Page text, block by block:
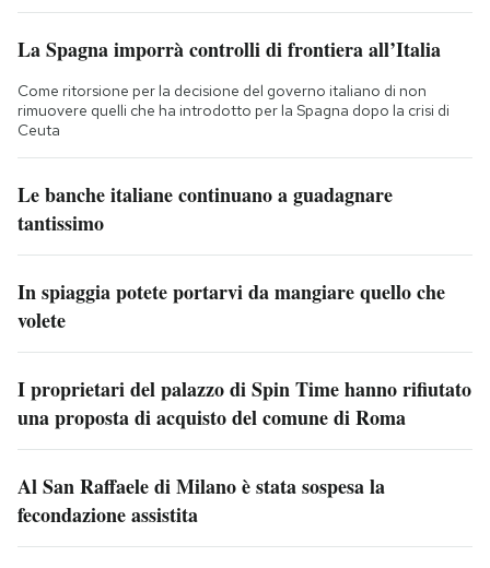
La Spagna imporrà controlli di frontiera all’Italia
Come ritorsione per la decisione del governo italiano di non
rimuovere quelli che ha introdotto per la Spagna dopo la crisi di
Ceuta
Le banche italiane continuano a guadagnare
tantissimo
In spiaggia potete portarvi da mangiare quello che
volete
I proprietari del palazzo di Spin Time hanno rifiutato
una proposta di acquisto del comune di Roma
Al San Raffaele di Milano è stata sospesa la
fecondazione assistita